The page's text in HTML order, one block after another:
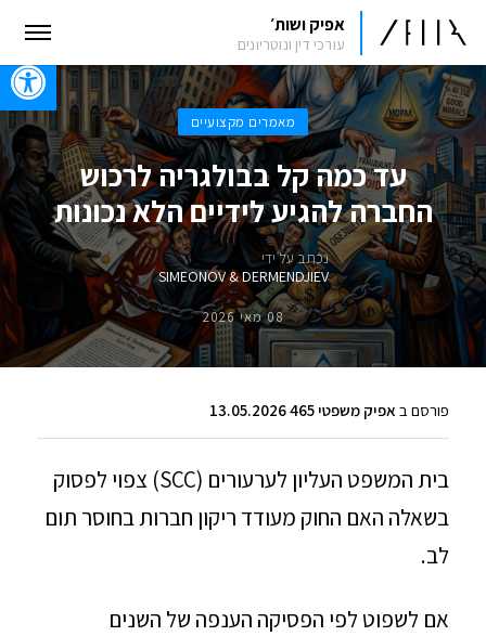
אפיק ושות׳
עורכי דין ונוטריונים
מאמרים מקצועיים
עד כמה קל בבולגריה לרכוש
החברה להגיע לידיים הלא נכונות
נכתב על ידי
SIMEONOV & DERMENDJIEV
08 מאי 2026
פורסם ב אפיק משפטי 465 13.05.2026
בית המשפט העליון לערעורים (SCC) צפוי לפסוק
בשאלה האם החוק מעודד ריקון חברות בחוסר תום
לב.
אם לשפוט לפי הפסיקה הענפה של השנים